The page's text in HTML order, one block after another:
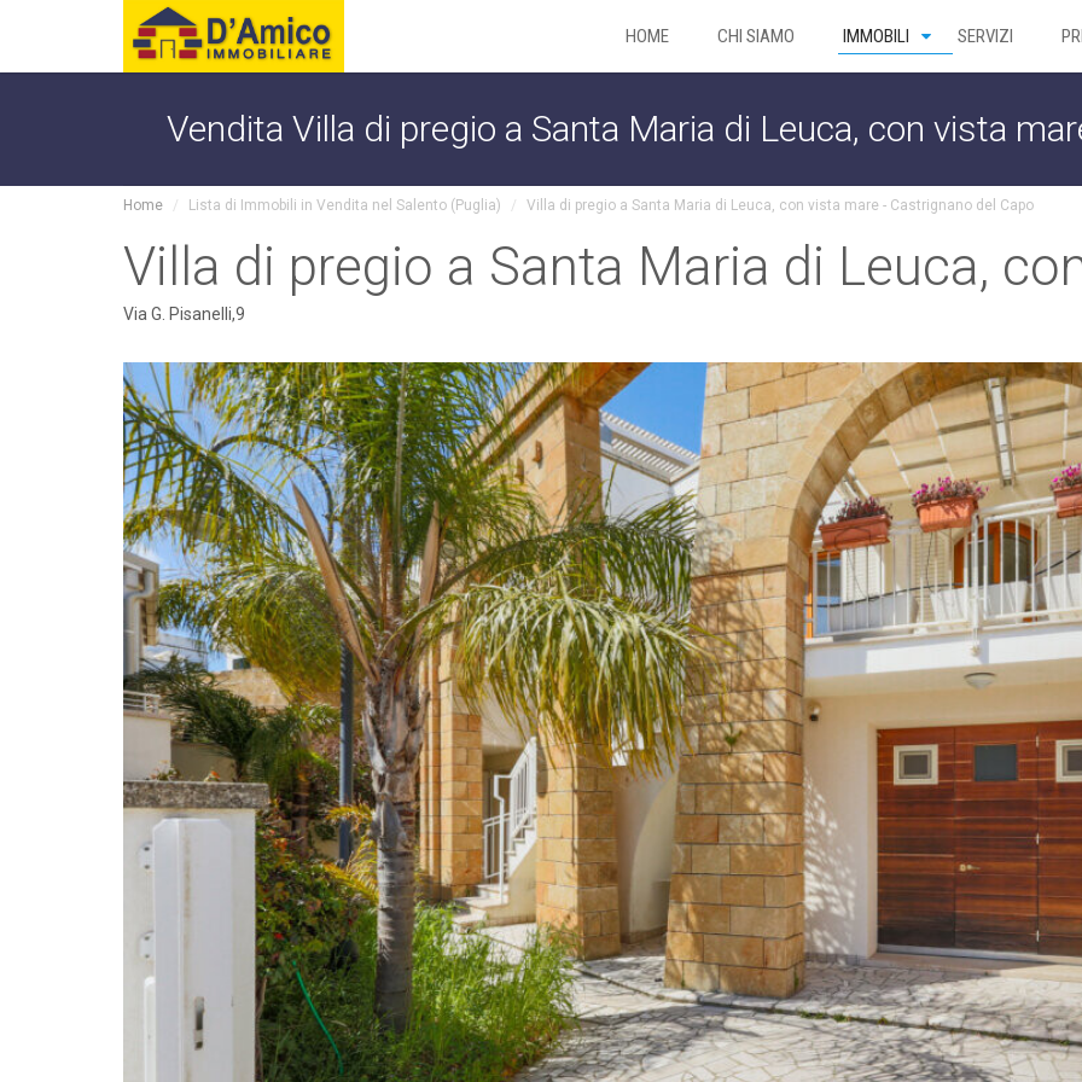
HOME CHI SIAMO IMMOBILI SERVIZI
Vendita Villa di pregio a Santa Maria di Leuca, con vista
Home Lista di Immobili in Vendita nel Salento (Puglia) Villa di pregio a Santa Maria di Leuca, con vista mare - Castrignano del Capo
Villa di pregio a Santa Maria di Leuca,
Via G. Pisanelli,9